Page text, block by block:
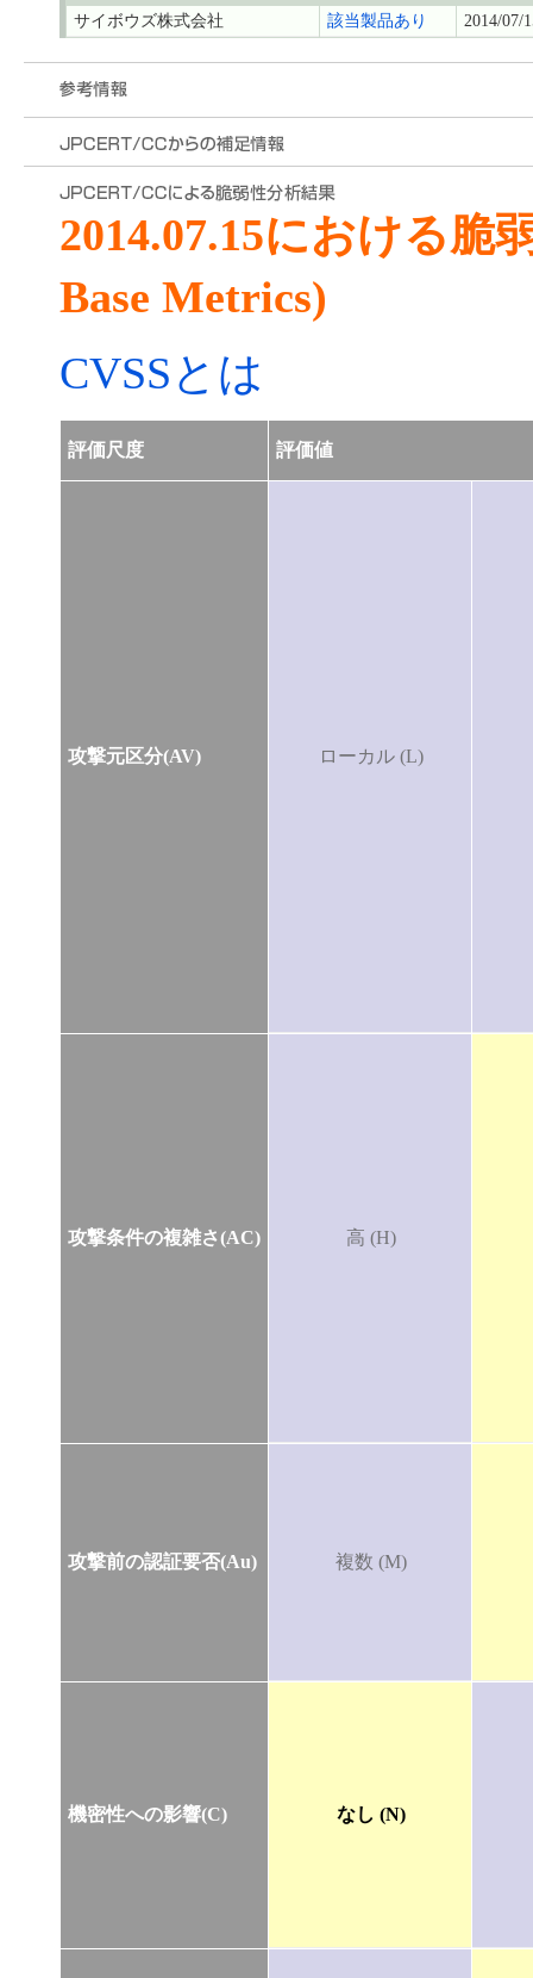
サイボウズ株式会社 該当製品あり 2014/07/
2014.07.15における脆
Base Metrics)
CVSSとは
評価尺度 評価値
攻撃元区分(AV) ローカル (L)
攻撃条件の複雑さ(AC) 高 (H)
攻撃前の認証要否(Au) 複数 (M)
機密性への影響(C) なし (N)